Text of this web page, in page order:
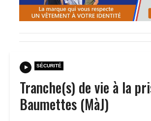
SÉCURITÉ
Tranche(s) de vie à la
Baumettes (MàJ)